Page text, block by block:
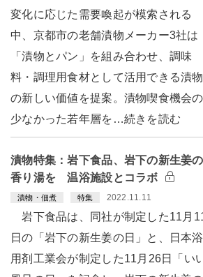
変化に応じた需要喚起が模索される
中、京都市の老舗漬物メーカー3社は
「漬物とパン」を組み合わせ、調味
料・調理用食材として活用できる漬物
の新しい価値を提案。漬物喫食機会の
少なかった若年層を…続きを読む
漬物特集：岩下食品、岩下の新生姜の
香り湯を 温浴施設とコラボ
漬物・佃煮 特集 2022.11.11
岩下食品は、同社が制定した11月
日の「岩下の新生姜の日」と、日本浴
用剤工業会が制定した11月26日「い